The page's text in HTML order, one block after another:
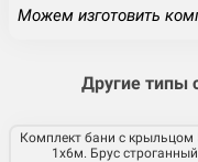
Можем изготовить
Другие типы
Комплект бани с крыльцом
1х6м. Брус строганный